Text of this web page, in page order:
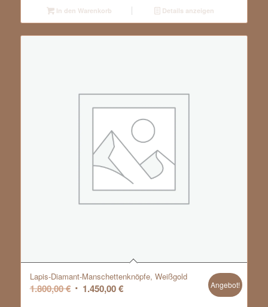
In den Warenkorb Details anzeigen
Lapis-Diamant-Manschettenknöpfe, Weißgold
1.800,00€ Ursprünglicher
1.450,00€Aktueller
Angebot!